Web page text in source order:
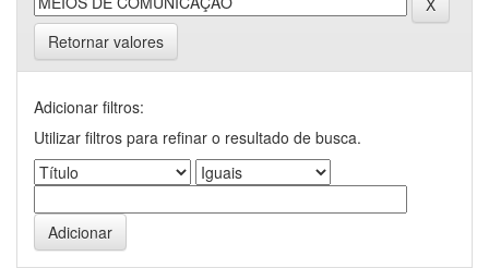
Retornar valores
Adicionar filtros:
Utilizar filtros para refinar o resultado de busca.